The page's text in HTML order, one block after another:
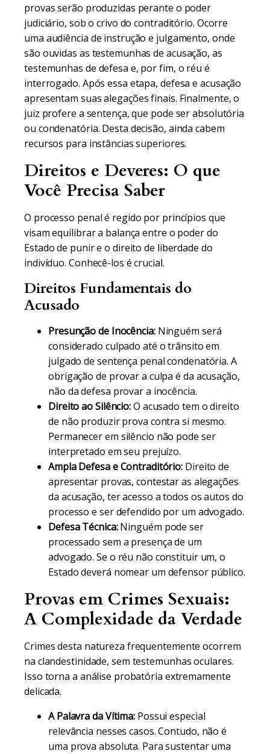
provas serão produzidas perante o poder
judiciário, sob o crivo do contraditório. Ocorre
uma audiência de instrução e julgamento, onde
são ouvidas as testemunhas de acusação, as
testemunhas de defesa e, por fim, o réu é
interrogado. Após essa etapa, defesa e acusação
apresentam suas alegações finais. Finalmente, o
juiz profere a sentença, que pode ser absolutória
ou condenatória. Desta decisão, ainda cabem
recursos para instâncias superiores.
Direitos e Deveres: O que
Você Precisa Saber
O processo penal é regido por princípios que
visam equilibrar a balança entre o poder do
Estado de punir e o direito de liberdade do
indivíduo. Conhecê-los é crucial.
Direitos Fundamentais do
Acusado
Presunção de Inocência:Ninguém será
considerado culpado até o trânsito em
julgado de sentença penal condenatória. A
obrigação de provar a culpa é da acusação,
não da defesa provar a inocência.
Direito ao Silêncio:O acusado tem o direito
de não produzir prova contra si mesmo.
Permanecer em silêncio não pode ser
interpretado em seu prejuízo.
Ampla Defesa e Contraditório: Direito de
apresentar provas, contestar as alegações
da acusação, ter acesso a todos os autos do
processo e ser defendido por um advogado.
Defesa Técnica:Ninguém pode ser
processado sem a presença de um
advogado. Se o réu não constituir um, o
Estado deverá nomear um defensor público.
Provas em Crimes Sexuais:
A Complexidade da Verdade
Crimes desta natureza frequentemente ocorrem
na clandestinidade, sem testemunhas oculares.
Isso torna a análise probatória extremamente
delicada.
A Palavra da Vítima: Possui especial
relevância nesses casos. Contudo, não é
uma prova absoluta. Para sustentar uma